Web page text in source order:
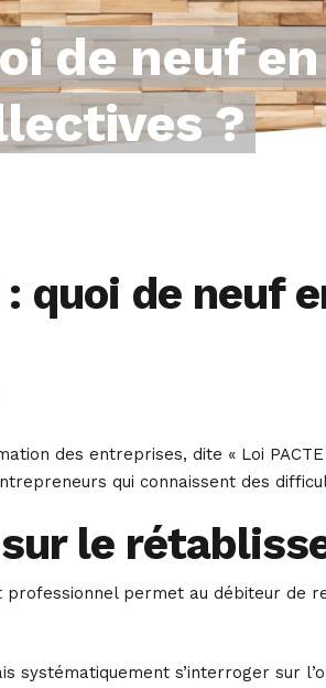
de neuf
?
: quoi de neuf
des entreprises, dite « Loi
qui connaissent des
sur le
permet au débiteur de
systématiquement s’interroger sur